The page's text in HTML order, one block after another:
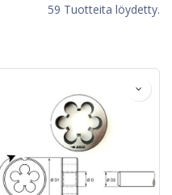
59 Tuotteita löydetty.